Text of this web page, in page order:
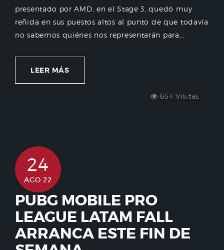
presentado por AMD, en el Stage 3, quedó muy
reñida en sus puestos altos al punto de que todavía
no sabemos quiénes nos representarán para...
LEER MÁS
654 Visitas
24
AGO 22
PUBG MOBILE PRO
LEAGUE LATAM FALL
ARRANCA ESTE FIN DE